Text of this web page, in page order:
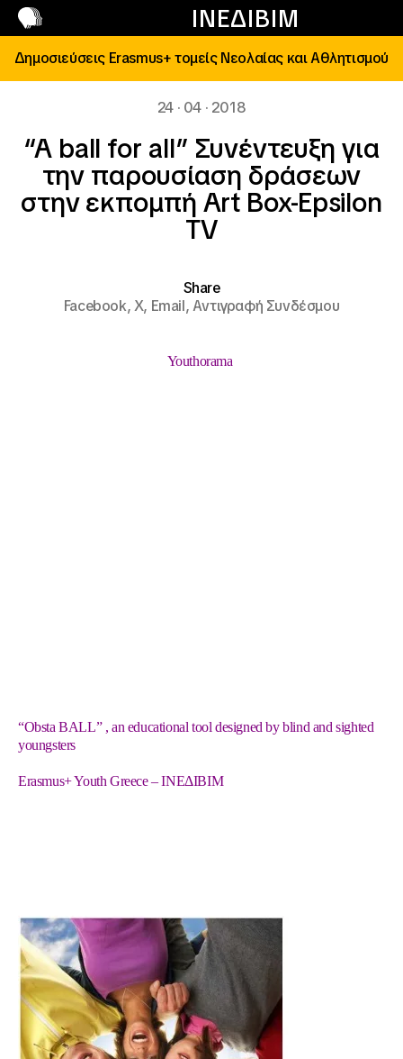
ΙΝΕΔΙΒΙΜ
Επικοινωνία
Δημοσιεύσεις Erasmus+ τομείς Νεολαίας και Αθλητισμού
24 · 04 · 2018
“A ball for all” Συνέντευξη για
την παρουσίαση δράσεων
στην εκπομπή Art Box-Epsilon
TV
Share
Facebook,X, Email,Αντιγραφή Συνδέσμου
Youthorama
“Obsta BALL” , an educational tool designed by blind and sighted
youngsters
Erasmus+ Youth Greece– ΙΝΕΔΙΒΙΜ